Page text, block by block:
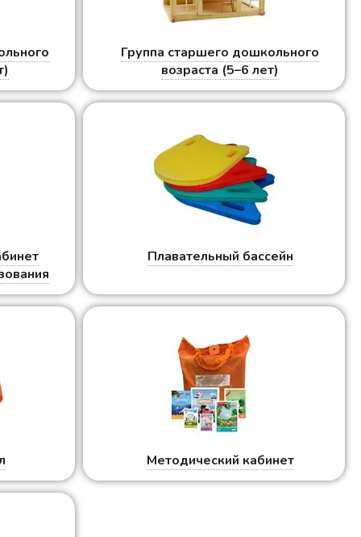
Группа старшего дошкольного
возраста (5–6 лет)
Плавательный бассейн
Методический кабинет